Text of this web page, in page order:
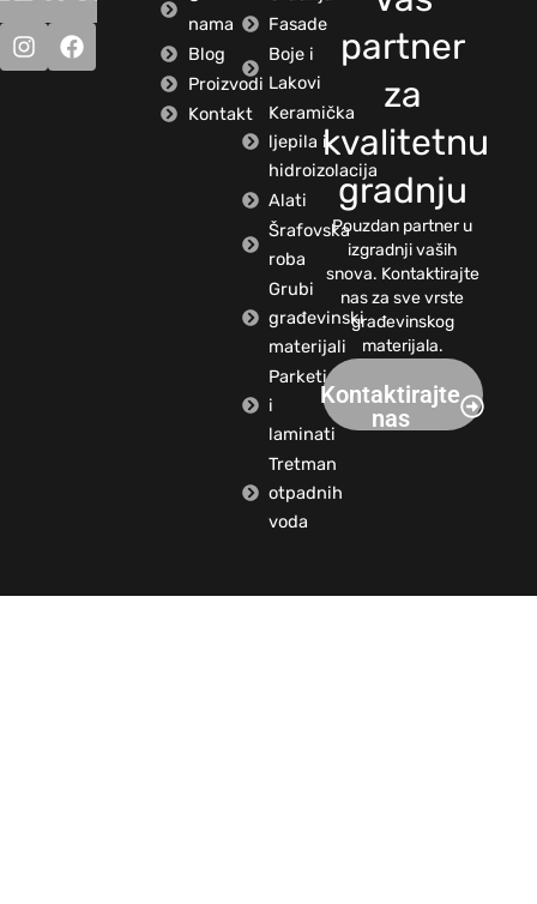
nama
Blog
Proizvodi
Kontakt
Fasade
Boje i
Lakovi
Keramička
ljepila i
hidroizolacija
Alati
Šrafovska
roba
Grubi
građevinski
materijali
Parketi
i
laminati
Tretman
otpadnih
voda
partner
za
kvalitetnu
gradnju
Pouzdan partner u
izgradnji vaših
snova. Kontaktirajte
nas za sve vrste
građevinskog
materijala.
Kontaktirajte
nas